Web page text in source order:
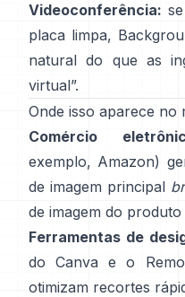
Videoconferência:
placa limpa,
natural do que as
virtual”.
Onde isso aparece no
Comércio
exemplo, Amazon)
de imagem principal
de imagem do produto
Ferramentas de
do Canva e o
otimizam recortes